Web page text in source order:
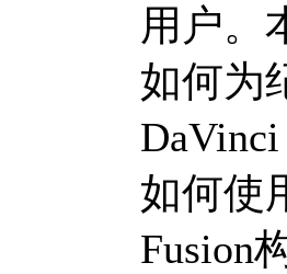
用户。
如何为
如何使
Fusion